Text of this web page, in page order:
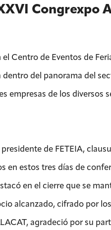
Congrexpo
Centro de Eventos de
del panorama del
empresas de los
de FETEIA,
estos tres días de
en el cierre que se
alcanzado, cifrado por
agradeció por su